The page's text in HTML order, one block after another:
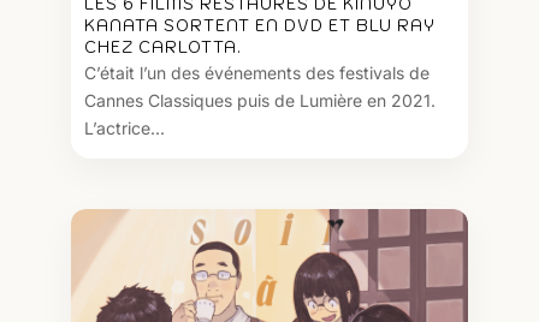
LES 6 FILMS RESTAURÉS DE KINUYO
KANATA SORTENT EN DVD ET BLU RAY
CHEZ CARLOTTA.
C’était l’un des événements des festivals de
Cannes Classiques puis de Lumière en 2021.
L’actrice...